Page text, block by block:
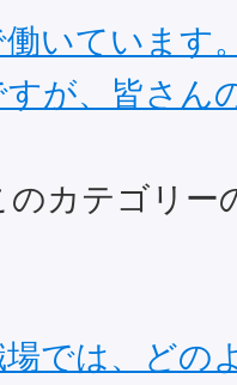
いています
が、皆さん
カテゴリー
では、どの